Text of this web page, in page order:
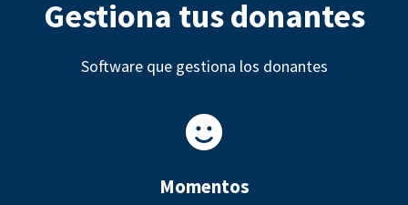
Gestiona tus donantes
Software que gestiona los donantes
Momentos